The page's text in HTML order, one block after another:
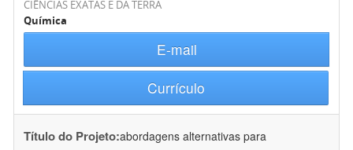
CIÊNCIAS EXATAS E DA TERRA
Química
E-mail
Currículo
Título do Projeto:abordagens alternativas para